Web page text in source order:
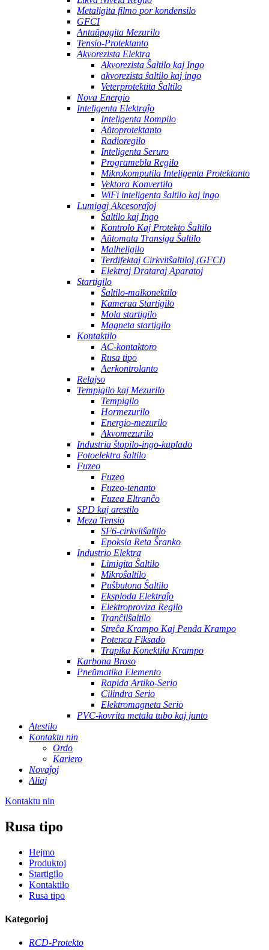
Metaligita filmo por kondensilo
GFCI
Antaŭpagita Mezurilo
Tensio-Protektanto
Akvorezista Elektra
Akvorezista Ŝaltilo kaj Ingo
akvorezista ŝaltilo kaj ingo
Veterprotektita Ŝaltilo
Nova Energio
Inteligenta Elektraĵo
Inteligenta Rompilo
Aŭtoprotektanto
Radioregilo
Inteligenta Seruro
Programebla Regilo
Mikrokomputila Inteligenta Protektanto
Vektora Konvertilo
WiFi inteligenta ŝaltilo kaj ingo
Lumigaj Akcesoraĵoj
Ŝaltilo kaj Ingo
Kontrolo Kaj Protekto Ŝaltilo
Aŭtomata Transiga Ŝaltilo
Malheligilo
Terdifektaj Cirkvitŝaltiloj (GFCI)
Elektraj Drataraj Aparatoj
Startigilo
Ŝaltilo-malkonektilo
Kameraa Startigilo
Mola startigilo
Magneta startigilo
Kontaktilo
AC-kontaktoro
Rusa tipo
Aerkontrolanto
Relajso
Tempigilo kaj Mezurilo
Tempigilo
Hormezurilo
Energio-mezurilo
Akvomezurilo
Industria ŝtopilo-ingo-kuplado
Fotoelektra ŝaltilo
Fuzeo
Fuzeo
Fuzeo-tenanto
Fuzea Eltranĉo
SPD kaj arestilo
Meza Tensio
SF6-cirkvitŝaltilo
Epoksia Reta Ŝranko
Industrio Elektra
Limigita Ŝaltilo
Mikroŝaltilo
Puŝbutona Ŝaltilo
Eksploda Elektraĵo
Elektroproviza Regilo
Tranĉilŝaltilo
Streĉa Krampo Kaj Penda Krampo
Potenca Fiksado
Trapika Konektila Krampo
Karbona Broso
Pneŭmatika Elemento
Rapida Artiko-Serio
Cilindra Serio
Elektromagneta Serio
PVC-kovrita metala tubo kaj junto
Atestilo
Kontaktu nin
Ordo
Kariero
Novaĵoj
Aliaj
Kontaktu nin
Rusa tipo
Hejmo
Produktoj
Startigilo
Kontaktilo
Rusa tipo
Kategorioj
RCD-Protekto